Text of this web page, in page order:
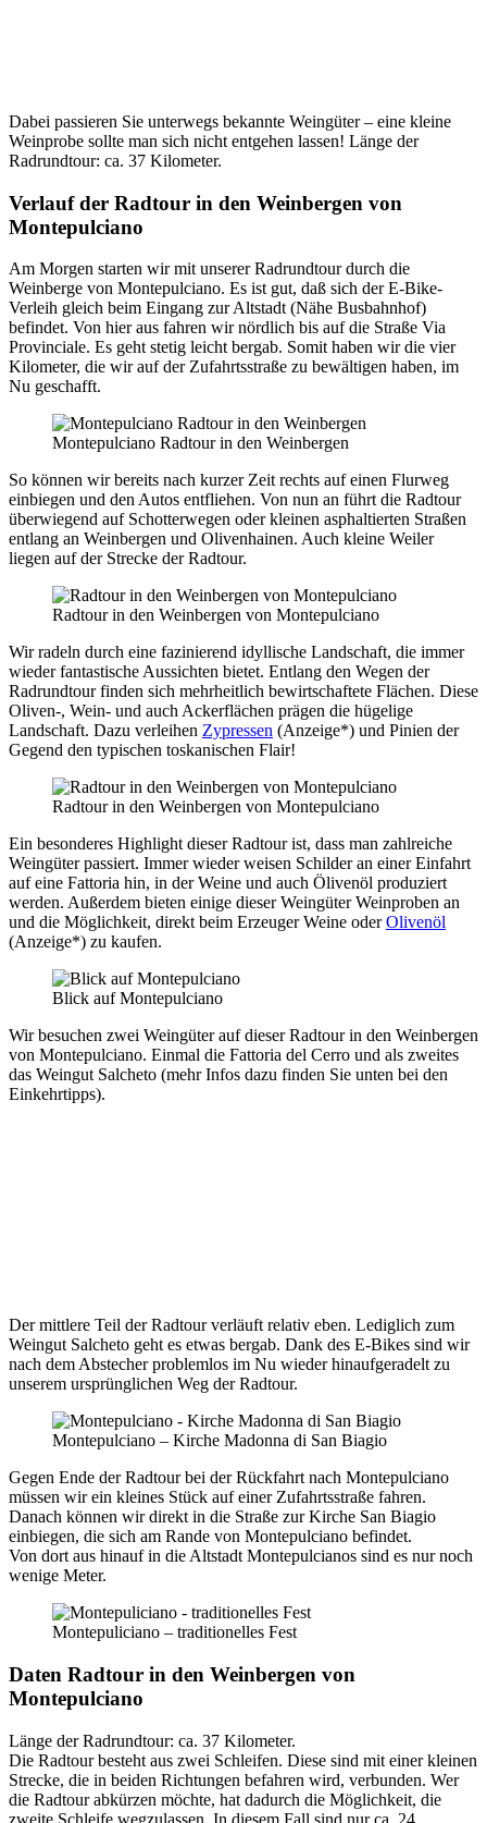
Dabei passieren Sie unterwegs bekannte Weingüter – eine kleine
Weinprobe sollte man sich nicht entgehen lassen! Länge der
Radrundtour: ca. 37 Kilometer.
Verlauf der Radtour in den Weinbergen von
Montepulciano
Am Morgen starten wir mit unserer Radrundtour durch die
Weinberge von Montepulciano. Es ist gut, daß sich der E-Bike-
Verleih gleich beim Eingang zur Altstadt (Nähe Busbahnhof)
befindet. Von hier aus fahren wir nördlich bis auf die Straße Via
Provinciale. Es geht stetig leicht bergab. Somit haben wir die vier
Kilometer, die wir auf der Zufahrtsstraße zu bewältigen haben, im
Nu geschafft.
Montepulciano Radtour in den Weinbergen
So können wir bereits nach kurzer Zeit rechts auf einen Flurweg
einbiegen und den Autos entfliehen. Von nun an führt die Radtour
überwiegend auf Schotterwegen oder kleinen asphaltierten Straßen
entlang an Weinbergen und Olivenhainen. Auch kleine Weiler
liegen auf der Strecke der Radtour.
Radtour in den Weinbergen von Montepulciano
Wir radeln durch eine fazinierend idyllische Landschaft, die immer
wieder fantastische Aussichten bietet. Entlang den Wegen der
Radrundtour finden sich mehrheitlich bewirtschaftete Flächen. Diese
Oliven-, Wein- und auch Ackerflächen prägen die hügelige
Landschaft. Dazu verleihen Zypressen (Anzeige*) und Pinien der
Gegend den typischen toskanischen Flair!
Radtour in den Weinbergen von Montepulciano
Ein besonderes Highlight dieser Radtour ist, dass man zahlreiche
Weingüter passiert. Immer wieder weisen Schilder an einer Einfahrt
auf eine Fattoria hin, in der Weine und auch Ölivenöl produziert
werden. Außerdem bieten einige dieser Weingüter Weinproben an
und die Möglichkeit, direkt beim Erzeuger Weine oderOlivenöl
(Anzeige*) zu kaufen.
Blick auf Montepulciano
Wir besuchen zwei Weingüter auf dieser Radtour in den Weinbergen
von Montepulciano. Einmal die Fattoria del Cerro und als zweites
das Weingut Salcheto (mehr Infos dazu finden Sie unten bei den
Einkehrtipps).
Der mittlere Teil der Radtour verläuft relativ eben. Lediglich zum
Weingut Salcheto geht es etwas bergab. Dank des E-Bikes sind wir
nach dem Abstecher problemlos im Nu wieder hinaufgeradelt zu
unserem ursprünglichen Weg der Radtour.
Montepulciano – Kirche Madonna di San Biagio
Gegen Ende der Radtour bei der Rückfahrt nach Montepulciano
müssen wir ein kleines Stück auf einer Zufahrtsstraße fahren.
Danach können wir direkt in die Straße zur Kirche San Biagio
einbiegen, die sich am Rande von Montepulciano befindet.
Von dort aus hinauf in die Altstadt Montepulcianos sind es nur noch
wenige Meter.
Montepuliciano – traditionelles Fest
Daten Radtour in den Weinbergen von
Montepulciano
Länge der Radrundtour: ca. 37 Kilometer.
Die Radtour besteht aus zwei Schleifen. Diese sind mit einer kleinen
Strecke, die in beiden Richtungen befahren wird, verbunden. Wer
die Radtour abkürzen möchte, hat dadurch die Möglichkeit, die
zweite Schleife wegzulassen. In diesem Fall sind nur ca. 24